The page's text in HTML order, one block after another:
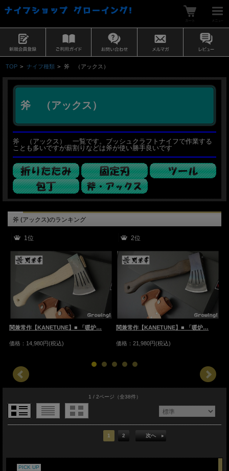
TOP > ナイフ種類 > 斧 （アックス）
斧 （アックス）
斧 （アックス） 一覧です。ブッシュクラフトナイフで作業する
ことも多いですが薪割りなどは斧が使い勝手良いです
斧 (アックス)のランキング
1位
関兼常作【KANETUNE】■ 「暖炉…
価格：14,980円(税込)
2位
関兼常作【KANETUNE】■ 「暖炉…
価格：21,980円(税込)
1 / 2ページ （全38件）
1 2 次へ
PICK UP